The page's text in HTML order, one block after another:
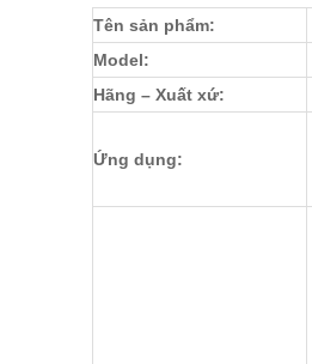
Tên sản phẩm:
Model:
Hãng – Xuất xứ:
Ứng dụng: